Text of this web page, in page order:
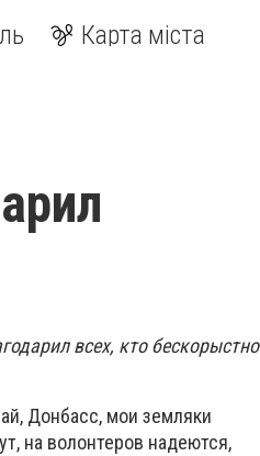
Карта міста
всех, кто бескорыстно
Донбасс, мои земляки
на волонтеров надеются,